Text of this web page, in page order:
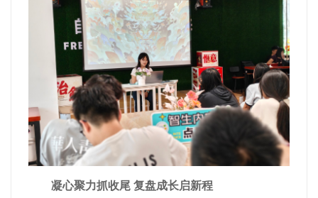
凝心聚力抓收尾 复盘成长启新程